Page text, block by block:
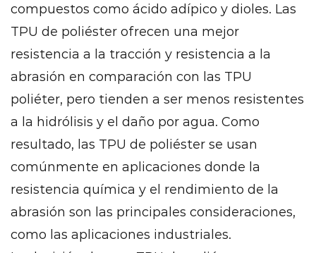
poliéter
tpu
14
Conclusión
15
Ventajas
de
usar
poliéter
tpu
15.1
Resistencia
compuestos como ácido adípico y dioles. Las
TPU de poliéster ofrecen una mejor
resistencia a la tracción y resistencia a la
abrasión en comparación con las TPU
poliéter, pero tienden a ser menos resistentes
a la hidrólisis y el daño por agua. Como
resultado, las TPU de poliéster se usan
comúnmente en aplicaciones donde la
resistencia química y el rendimiento de la
abrasión son las principales consideraciones,
como las aplicaciones industriales.